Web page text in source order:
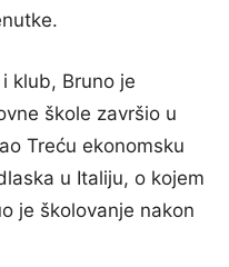
klub, Bruno je
škole završio u
Treću ekonomsku
u Italiju, o kojem
je školovanje nakon